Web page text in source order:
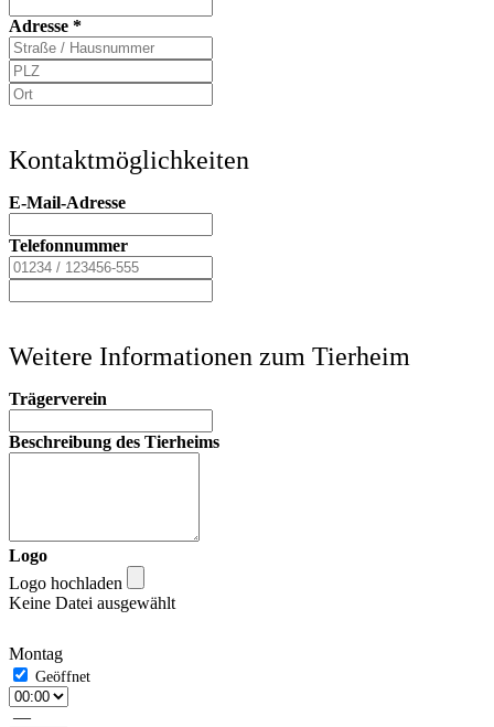
Adresse *
Kontaktmöglichkeiten
E-Mail-Adresse
Telefonnummer
Weitere Informationen zum Tierheim
Trägerverein
Beschreibung des Tierheims
Logo
Logo hochladen
Keine Datei ausgewählt
Montag
—